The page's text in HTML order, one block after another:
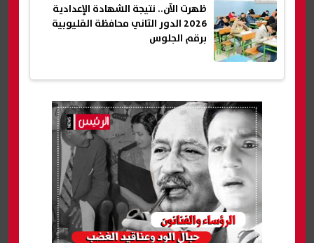
ظهرت الآن.. نتيجة الشهادة الإعدادية
2026 الدور الثاني محافظة القليوبية
برقم الجلوس